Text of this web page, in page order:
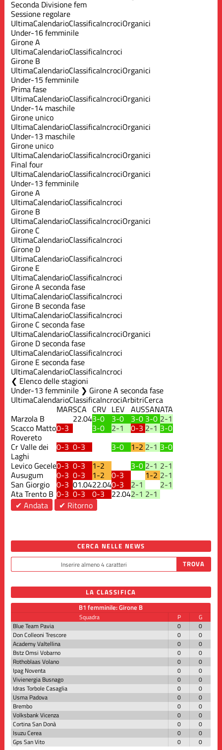
Seconda Divisione fem
Sessione regolare
UltimaCalendarioClassificaIncrociOrganici
Under-16 femminile
Girone A
UltimaCalendarioClassificaIncroci
Girone B
UltimaCalendarioClassificaIncrociOrganici
Under-15 femminile
Prima fase
UltimaCalendarioClassificaIncrociOrganici
Under-14 maschile
Girone unico
UltimaCalendarioClassificaIncrociOrganici
Under-13 maschile
Girone unico
UltimaCalendarioClassificaIncrociOrganici
Final four
UltimaCalendarioClassificaIncrociOrganici
Under-13 femminile
Girone A
UltimaCalendarioClassificaIncroci
Girone B
UltimaCalendarioClassificaIncrociOrganici
Girone C
UltimaCalendarioClassificaIncroci
Girone D
UltimaCalendarioClassificaIncroci
Girone E
UltimaCalendarioClassificaIncroci
Girone A seconda fase
UltimaCalendarioClassificaIncroci
Girone B seconda fase
UltimaCalendarioClassificaIncroci
Girone C seconda fase
UltimaCalendarioClassificaIncrociOrganici
Girone D seconda fase
UltimaCalendarioClassificaIncroci
Girone E seconda fase
UltimaCalendarioClassificaIncroci
Elenco delle stagioni
Under-13 femminile ❯ Girone A seconda fase
UltimaCalendarioClassificaIncrociArbitriCerca
MARSCA CRV LEV AUSSANATA
Marzola B 22.043-0 3-0 3-0 3-0 2-1
Scacco Matto
Rovereto
0-3 3-0 2-1 0-3 2-1 3-0
Cr Valle dei
Laghi
0-3 0-3 3-0 1-2 2-1 3-0
Levico Gecele0-3 0-3 1-2 3-0 2-1 2-1
Ausugum 0-3 0-3 1-2 0-3 1-2 2-1
San Giorgio 0-3 01.0422.040-3 2-1 2-1
Ata Trento B 0-3 0-3 0-3 22.042-1 2-1
✔ Andata
✔ Ritorno
CERCA NELLE NEWS
LA CLASSIFICA
B1 femminile: Girone B
Squadra P
G
Blue Team Pavia
0
0
Don Colleoni Trescore
0
0
Academy Valtellina
0
0
Bstz Omsi Vobarno
0
0
Rothoblaas Volano
0
0
Ipag Noventa
0
0
Vivienergia Busnago
0
0
Idras Torbole Casaglia
0
0
Usma Padova
0
0
Brembo
0
0
Volksbank Vicenza
0
0
Cortina San Donà
0
0
Isuzu Cerea
0
0
Gps San Vito
0 0